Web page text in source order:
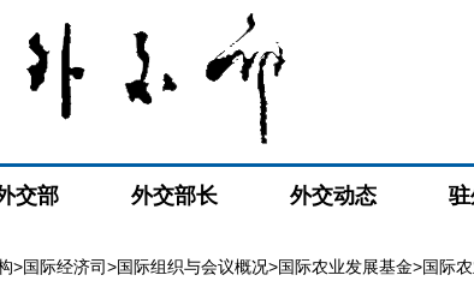
交部 外交部长 外交动态
>国际经济司>国际组织与会议概况>国际农业发展基金>国际